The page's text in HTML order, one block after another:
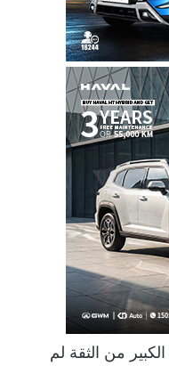
من الثقة لم